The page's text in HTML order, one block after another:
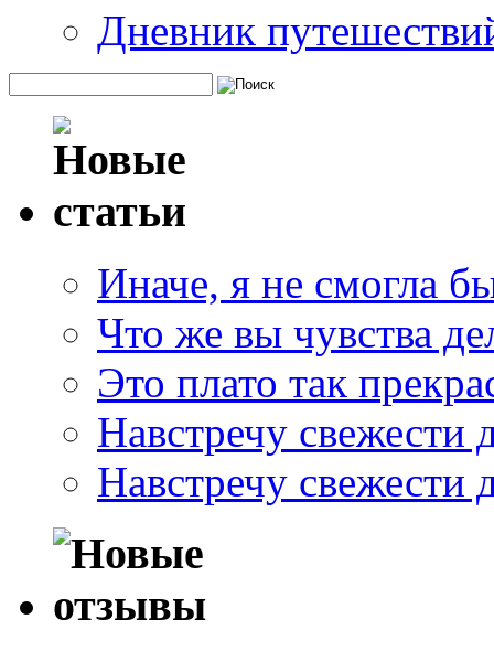
Дневник
Иначе, я не смогла
Что же вы чувства
Это плато так
Навстречу
Навстречу свежести